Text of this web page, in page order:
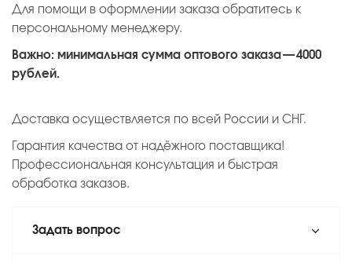
Для помощи в оформлении заказа обратитесь к
персональному менеджеру.
Важно: минимальная сумма оптового заказа — 4000
рублей.
Доставка осуществляется по всей России и СНГ.
Гарантия качества от надёжного поставщика!
Профессиональная консультация и быстрая
обработка заказов.
Задать вопрос